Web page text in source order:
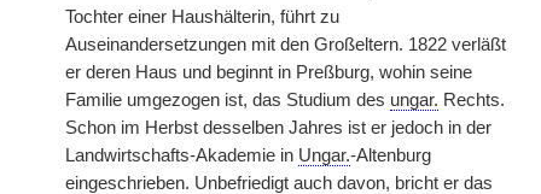
Tochter einer Haushälterin, führt zu
Auseinandersetzungen mit den Großeltern. 1822 verläßt
er deren Haus und beginnt in Preßburg, wohin seine
Familie umgezogen ist, das Studium des ungar. Rechts.
Schon im Herbst desselben Jahres ist er jedoch in der
Landwirtschafts-Akademie in Ungar.-Altenburg
eingeschrieben. Unbefriedigt auch davon, bricht er das